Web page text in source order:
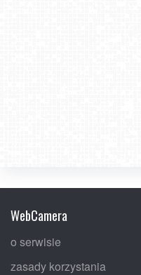
WebCamera
o serwisie
zasady korzystania